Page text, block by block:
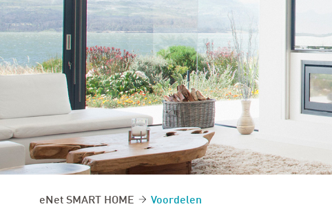
eNet SMART HOME Voordelen